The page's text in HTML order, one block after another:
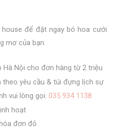
house để đặt ngay bó hoa cưới
mơ của bạn.
Hà Nội cho đơn hàng từ 2 triệu
theo yêu cầu & túi đựng lịch sự
vui lòng gọi: 035 934 1138
hoạt
đơn đỏ